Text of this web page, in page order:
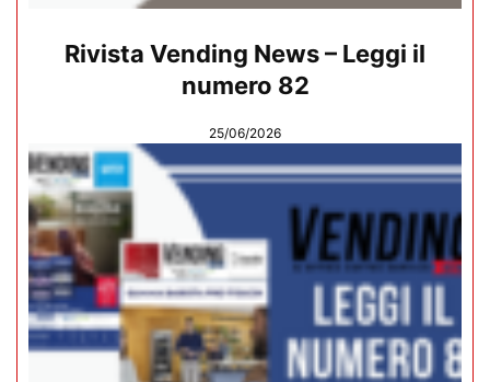
Rivista Vending News – Leggi il
numero 82
25/06/2026